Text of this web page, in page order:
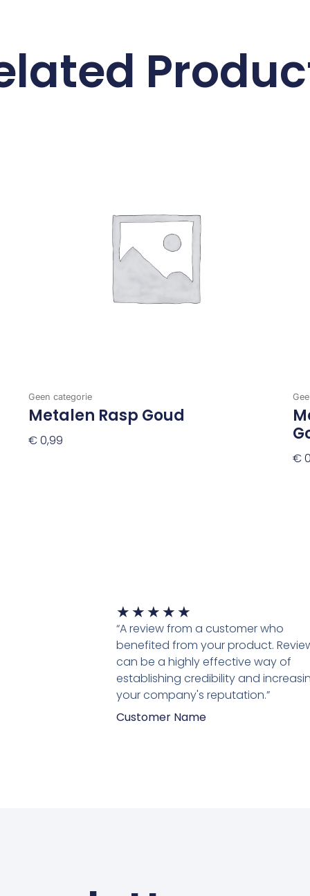
Geen categorie
Metalen Rasp Goud
€0,99
€
★ ★ ★ ★ ★
5
van
5
“A review from a customer who
benefited from your product.
can be a highly effective way of
establishing credibility and
your company's reputation.”
Customer Name